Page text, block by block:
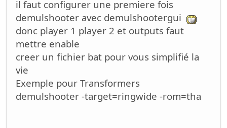
il faut configurer une premiere fois
demulshooter avec demulshootergui
donc player 1 player 2 et outputs faut
mettre enable
creer un fichier bat pour vous simplifié la
vie
Exemple pour Transformers
demulshooter -target=ringwide -rom=tha